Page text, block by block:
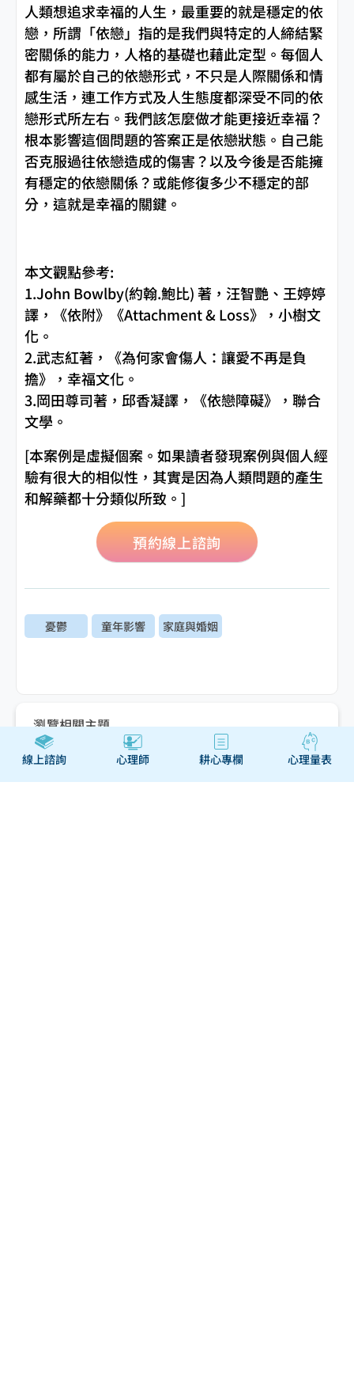
人類想追求幸福的人生，最重要的就是穩定的依
戀，所謂「依戀」指的是我們與特定的人締結緊
密關係的能力，人格的基礎也藉此定型。每個人
都有屬於自己的依戀形式，不只是人際關係和情
感生活，連工作方式及人生態度都深受不同的依
戀形式所左右。我們該怎麼做才能更接近幸福？
根本影響這個問題的答案正是依戀狀態。自己能
否克服過往依戀造成的傷害？以及今後是否能擁
有穩定的依戀關係？或能修復多少不穩定的部
分，這就是幸福的關鍵。
本文觀點參考:
1.John Bowlby(約翰.鮑比) 著，汪智艷、王婷婷
譯，《依附》《Attachment & Loss》，小樹文
化。
2.武志紅著，《為何家會傷人：讓愛不再是負
擔》，幸福文化。
3.岡田尊司著，邱香凝譯，《依戀障礙》，聯合
文學。
[本案例是虛擬個案。如果讀者發現案例與個人經
驗有很大的相似性，其實是因為人類問題的產生
和解藥都十分類似所致。]
預約線上諮詢
憂鬱 童年影響 家庭與婚姻
瀏覽相關主題
線上諮詢 心理師 耕心專欄 心理量表